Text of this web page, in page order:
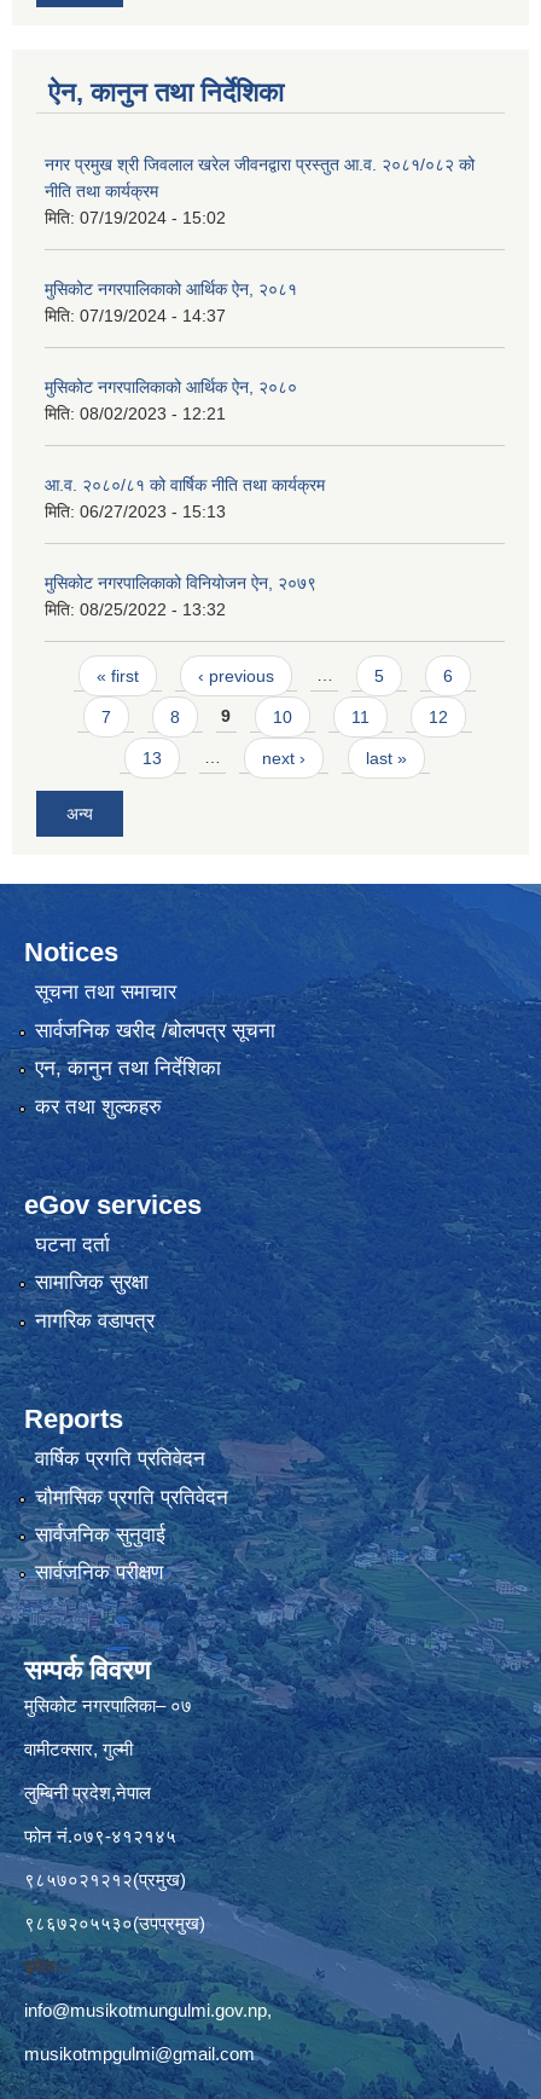
ऐन, कानुन तथा निर्देशिका
नगर प्रमुख श्री जिवलाल खरेल जीवनद्वारा प्रस्तुत आ.व. २०८१/०८२ को
नीति तथा कार्यक्रम
मिति: 07/19/2024 - 15:02
मुसिकोट नगरपालिकाको आर्थिक ऐन, २०८१
मिति: 07/19/2024 - 14:37
मुसिकोट नगरपालिकाको आर्थिक ऐन, २०८०
मिति: 08/02/2023 - 12:21
आ.व. २०८०/८१ को वार्षिक नीति तथा कार्यक्रम
मिति: 06/27/2023 - 15:13
मुसिकोट नगरपालिकाको विनियोजन ऐन, २०७९
मिति: 08/25/2022 - 13:32
Pages
« first ‹ previous … 5 6
7 8 9 10 11 12
13 … next › last »
अन्य
Notices
सूचना तथा समाचार
सार्वजनिक खरीद /बोलपत्र सूचना
एन, कानुन तथा निर्देशिका
कर तथा शुल्कहरु
eGov services
घटना दर्ता
सामाजिक सुरक्षा
नागरिक वडापत्र
Reports
वार्षिक प्रगति प्रतिवेदन
चौमासिक प्रगति प्रतिवेदन
सार्वजनिक सुनुवाई
सार्वजनिक परीक्षण
सम्पर्क विवरण
मुसिकोट नगरपालिका– ०७
वामीटक्सार, गुल्मी
लुम्बिनी प्रदेश,नेपाल
फोन नं.०७९-४१२१४५
९८५७०२१२१२(प्रमुख)
९८६७२०५५३०(उपप्रमुख)
इमेलः–
info@musikotmungulmi.gov.np,
musikotmpgulmi@gmail.com